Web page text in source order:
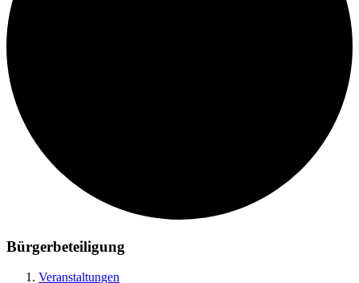
Bürgerbeteiligung
Veranstaltungen